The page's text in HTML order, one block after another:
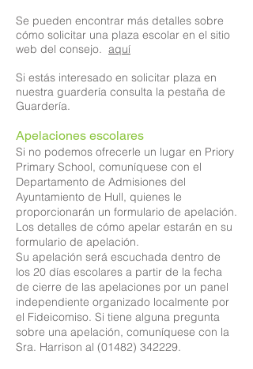
Se pueden encontrar más detalles sobre
cómo solicitar una plaza escolar en el sitio
web del consejo. aquí
Si estás interesado en solicitar plaza en
nuestra guardería consulta la pestaña de
Guardería.
Apelaciones escolares
Si no podemos ofrecerle un lugar en Priory
Primary School, comuníquese con el
Departamento de Admisiones del
Ayuntamiento de Hull, quienes le
proporcionarán un formulario de apelación.
Los detalles de cómo apelar estarán en su
formulario de apelación.
Su apelación será escuchada dentro de
los 20 días escolares a partir de la fecha
de cierre de las apelaciones por un panel
independiente organizado localmente por
el Fideicomiso. Si tiene alguna pregunta
sobre una apelación, comuníquese con la
Sra. Harrison al (01482) 342229.